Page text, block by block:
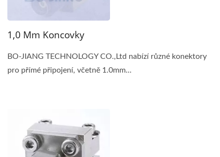
1,0 Mm Koncovky
BO-JIANG TECHNOLOGY CO.,Ltd nabízí různé konektory
pro přímé připojení, včetně 1.0mm...